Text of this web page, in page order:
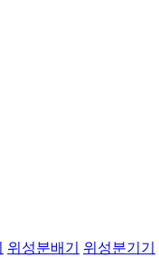
위성분배기 위성분기기